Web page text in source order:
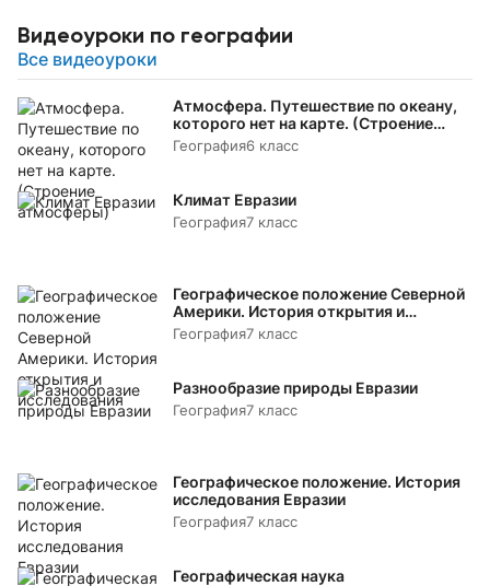
Видеоуроки по географии
Все видеоуроки
Атмосфера. Путешествие по океану,
которого нет на карте. (Строение
атмосферы)
География6 класс
Климат Евразии
География7 класс
Географическое положение Северной
Америки. История открытия и
исследования
География7 класс
Разнообразие природы Евразии
География7 класс
Географическое положение. История
исследования Евразии
География7 класс
Географическая наука